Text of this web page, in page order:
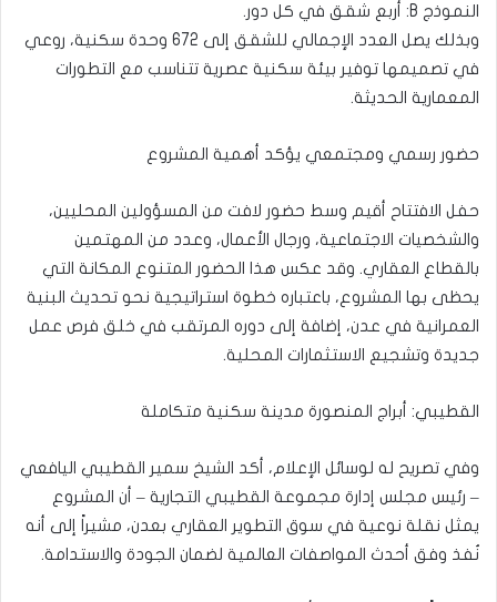
النموذج B: أربع شقق في كل دور.
وبذلك يصل العدد الإجمالي للشقق إلى 672 وحدة سكنية، روعي
في تصميمها توفير بيئة سكنية عصرية تتناسب مع التطورات
المعمارية الحديثة.
حضور رسمي ومجتمعي يؤكد أهمية المشروع
حفل الافتتاح أقيم وسط حضور لافت من المسؤولين المحليين،
والشخصيات الاجتماعية، ورجال الأعمال، وعدد من المهتمين
بالقطاع العقاري. وقد عكس هذا الحضور المتنوع المكانة التي
يحظى بها المشروع، باعتباره خطوة استراتيجية نحو تحديث البنية
العمرانية في عدن، إضافة إلى دوره المرتقب في خلق فرص عمل
جديدة وتشجيع الاستثمارات المحلية.
القطيبي: أبراج المنصورة مدينة سكنية متكاملة
وفي تصريح له لوسائل الإعلام، أكد الشيخ سمير القطيبي اليافعي
– رئيس مجلس إدارة مجموعة القطيبي التجارية – أن المشروع
يمثل نقلة نوعية في سوق التطوير العقاري بعدن، مشيراً إلى أنه
نُفذ وفق أحدث المواصفات العالمية لضمان الجودة والاستدامة.